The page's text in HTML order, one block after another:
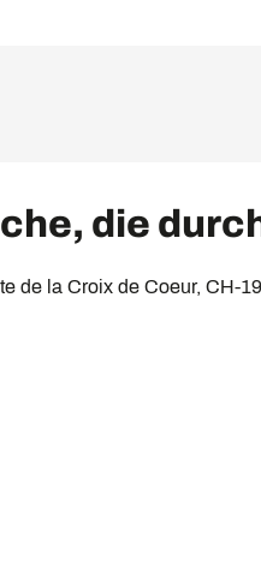
die
de la Croix de Coeur, CH-